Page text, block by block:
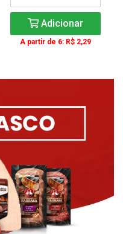
Adicionar
A partir de 6: R$ 2,29